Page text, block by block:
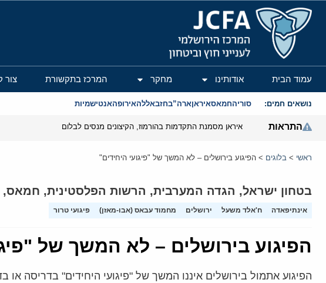
המרכז הירושלמי לענייני חוץ וביטחון
עמוד הבית אודותינו מחקר המרכז בתקשורת צור
נושאים חמים: סוריהחמאסאיראןארה”בחזבאללהאירופהאנטישמיות
התראות איראן מסמנת התקדמות בהורמוז, הקיצונים מנסים לבלום
ראשי > בלוגים > הפיגוע בירושלים – לא המשך של "פיגועי היחידים"
בטחון ישראל, הגדה המערבית, הרשות הפלסטינית, חמאס,
אינתיפאדה ח'אלד משעל ירושלים מחמוד עבאס (אבו-מאזן) פיגועי טרור
הפיגוע בירושלים – לא המשך של
הפיגוע אתמול בירושלים איננו המשך של "פיגועי היחידים" בדריסה